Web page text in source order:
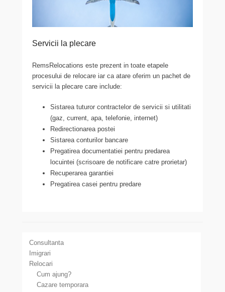
Servicii la plecare
RemsRelocations este prezent in toate etapele
procesului de relocare iar ca atare oferim un pachet de
servicii la plecare care include:
Sistarea tuturor contractelor de servicii si utilitati
(gaz, current, apa, telefonie, internet)
Redirectionarea postei
Sistarea conturilor bancare
Pregatirea documentatiei pentru predarea
locuintei (scrisoare de notificare catre prorietar)
Recuperarea garantiei
Pregatirea casei pentru predare
Consultanta
Imigrari
Relocari
Cum ajung?
Cazare temporara